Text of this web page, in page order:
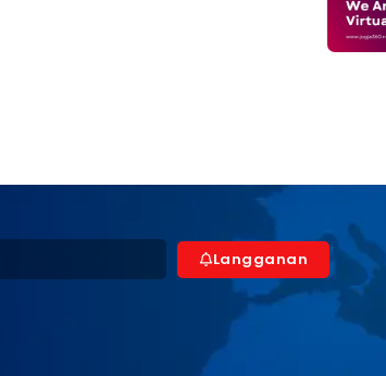
Langganan